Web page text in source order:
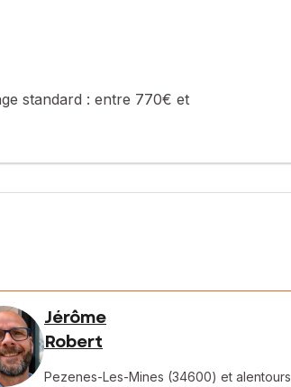
standard : entre 770€ et
Jérôme
Robert
Pezenes-Les-Mines (34600) et alentours